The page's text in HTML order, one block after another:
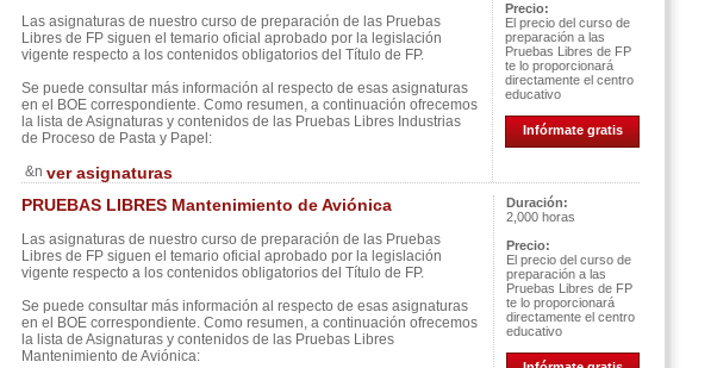
Las asignaturas de nuestro curso de preparación de las Pruebas
Libres de FP siguen el temario oficial aprobado por la legislación
vigente respecto a los contenidos obligatorios del Título de FP.
Se puede consultar más información al respecto de esas asignaturas
en el BOE correspondiente. Como resumen, a continuación ofrecemos
la lista de Asignaturas y contenidos de las Pruebas Libres Industrias
de Proceso de Pasta y Papel:
&n ver asignaturas
Precio:
El precio del curso de
preparación a las
Pruebas Libres de FP
te lo proporcionará
directamente el centro
educativo
Infórmate gratis
PRUEBAS LIBRES Mantenimiento de Aviónica
Las asignaturas de nuestro curso de preparación de las Pruebas
Libres de FP siguen el temario oficial aprobado por la legislación
vigente respecto a los contenidos obligatorios del Título de FP.
Se puede consultar más información al respecto de esas asignaturas
en el BOE correspondiente. Como resumen, a continuación ofrecemos
la lista de Asignaturas y contenidos de las Pruebas Libres
Mantenimiento de Aviónica:
Duración:
2,000 horas
Precio:
El precio del curso de
preparación a las
Pruebas Libres de FP
te lo proporcionará
directamente el centro
educativo